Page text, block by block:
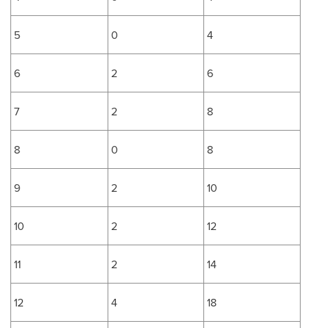
5 0 4
6 2 6
7 2 8
8 0 8
9 2 10
10 2 12
11 2 14
12 4 18